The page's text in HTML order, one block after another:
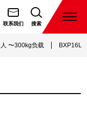
联系我们 搜索
打
单
〜300kg负载 BXP16L